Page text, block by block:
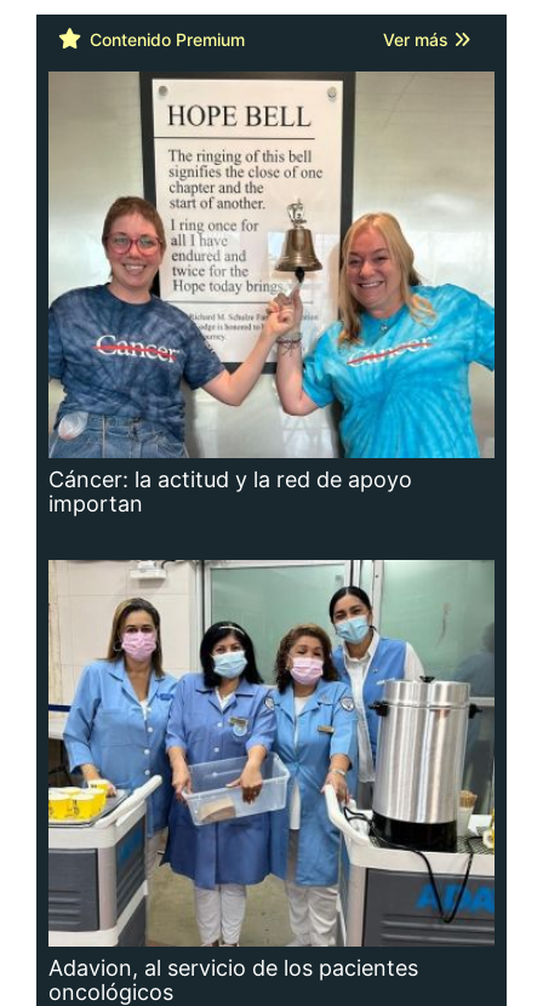
Contenido Premium Ver más
Cáncer: la actitud y la red de apoyo
importan
Adavion, al servicio de los pacientes
oncológicos